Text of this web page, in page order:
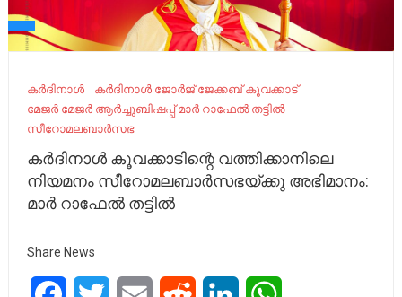
കർദിനാൾ
കർദിനാൾ ജോർജ് ജേക്കബ് കൂവക്കാട്
മേജർ മേജർ ആർച്ചുബിഷപ്പ് മാർ റാഫേൽ തട്ടിൽ
സീറോമലബാർസഭ
കർദിനാൾ കൂവക്കാടിന്റെ വത്തിക്കാനിലെ
നിയമനം സീറോമലബാർസഭയ്ക്കു അഭിമാനം:
മാർ റാഫേൽ തട്ടിൽ
Share News